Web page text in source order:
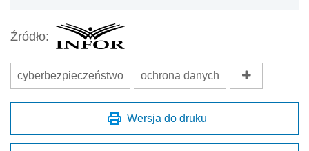
Źródło:
cyberbezpieczeństwo ochrona danych
Wersja do druku